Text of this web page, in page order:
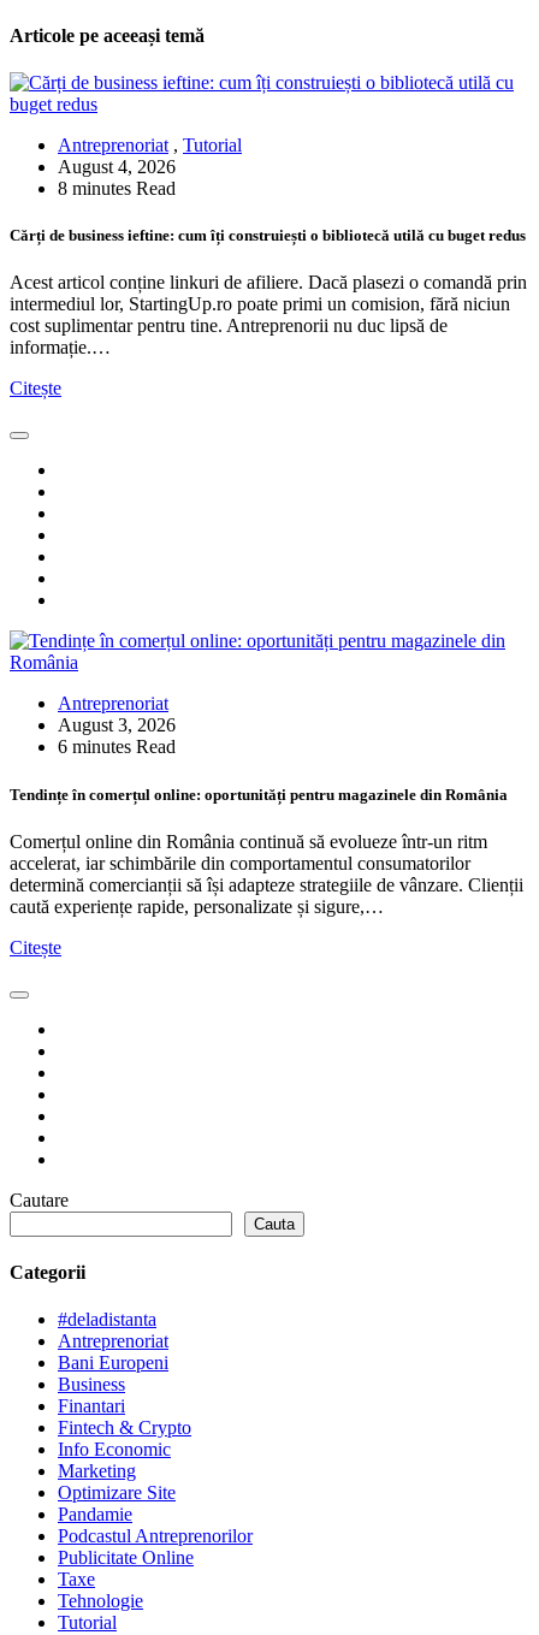
Articole pe aceeași temă
Antreprenoriat , Tutorial
August 4, 2026
8 minutes Read
Cărți de business ieftine: cum îți construiești o bibliotecă utilă cu buget redus
Acest articol conține linkuri de afiliere. Dacă plasezi o comandă prin
intermediul lor, StartingUp.ro poate primi un comision, fără niciun
cost suplimentar pentru tine. Antreprenorii nu duc lipsă de
informație.…
Citește
Antreprenoriat
August 3, 2026
6 minutes Read
Tendințe în comerțul online: oportunități pentru magazinele din România
Comerțul online din România continuă să evolueze într-un ritm
accelerat, iar schimbările din comportamentul consumatorilor
determină comercianții să își adapteze strategiile de vânzare. Clienții
caută experiențe rapide, personalizate și sigure,…
Citește
Cautare
Cauta
Categorii
#deladistanta
Antreprenoriat
Bani Europeni
Business
Finantari
Fintech & Crypto
Info Economic
Marketing
Optimizare Site
Pandamie
Podcastul Antreprenorilor
Publicitate Online
Taxe
Tehnologie
Tutorial